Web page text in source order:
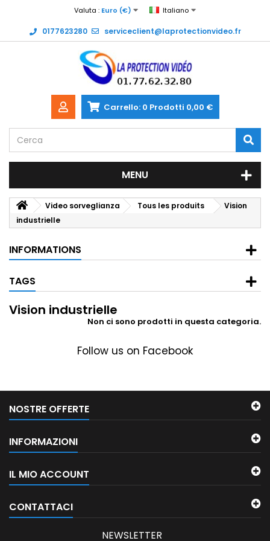
Valuta : Euro (€) Italiano
0177623280 serviceclient@laprotectionvideo.fr
Carrello: 0 Prodotti 0,00 €
MENU
Video sorveglianza Tous les produits
Vision
industrielle
INFORMATIONS
TAGS
Vision industrielle
Non ci sono prodotti in questa categoria.
Follow us on Facebook
NOSTRE OFFERTE
INFORMAZIONI
IL MIO ACCOUNT
CONTATTACI
NEWSLETTER